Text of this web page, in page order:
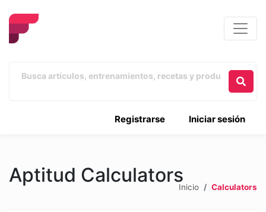
Iniciar sesión
Registrarse
Aptitud Calculators
Inicio Calculators